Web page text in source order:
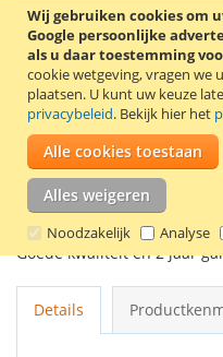
Wij gebruiken cookies om
Google persoonlijke
als u daar toestemming
cookie wetgeving, vragen we
plaatsen. U kunt uw keuze
privacybeleid. Bekijk hier het
Alle cookies toestaan
Alles weigeren
Noodzakelijk Analyse
In
VOEG TOE
TOEVOEGEN
Voordeelset met de
pagina’s), cyaan, geel en
Goede kwaliteit en 2 jaar
Details